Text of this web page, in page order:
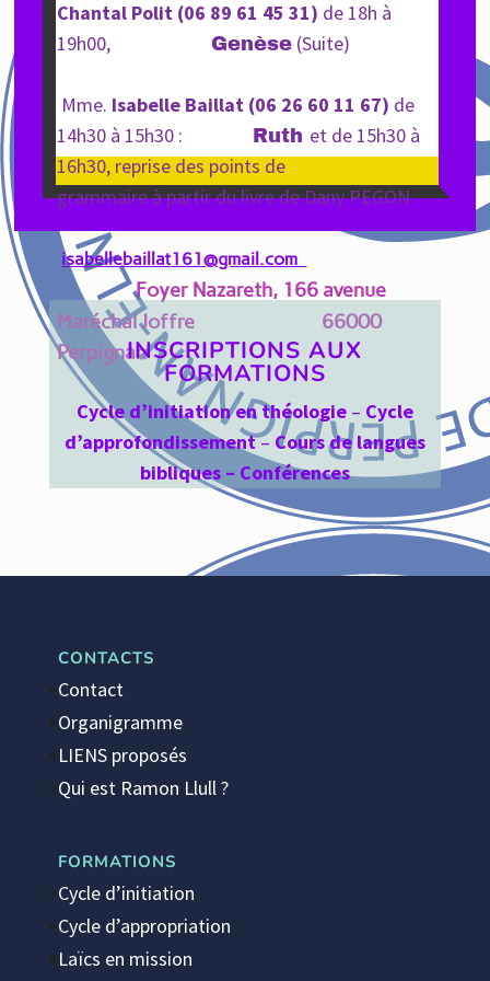
Chantal Polit (06 89 61 45 31) de 18h à
19h00,Genèse (Suite)
Mme. Isabelle Baillat (06 26 60 11 67) de
14h30 à 15h30 :
Ruth et de 15h30 à
16h30, reprise des points de
grammaire à partir du livre de Dany PEGON
isabellebaillat161@gmail.com
Foyer Nazareth, 166 avenue
Maréchal Joffre 66000
PerpignanINSCRIPTIONS AUX
FORMATIONS
Cycle d’initiation en théologie– Cycle
d’approfondissement– Cours de langues
bibliques – Conférences
CONTACTS
Contact
Organigramme
LIENS proposés
Qui est Ramon Llull ?
FORMATIONS
Cycle d’initiation
Cycle d’appropriation
Laïcs en mission